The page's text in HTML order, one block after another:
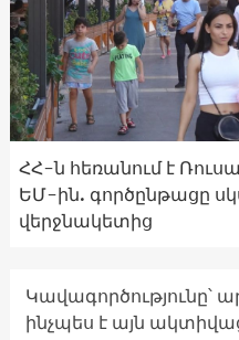
ՀՀ-ն հեռանում է
ԵՄ-ին. գործընթացը
վերջնակետից
Կավագործությունը՝
ինչպես է այն